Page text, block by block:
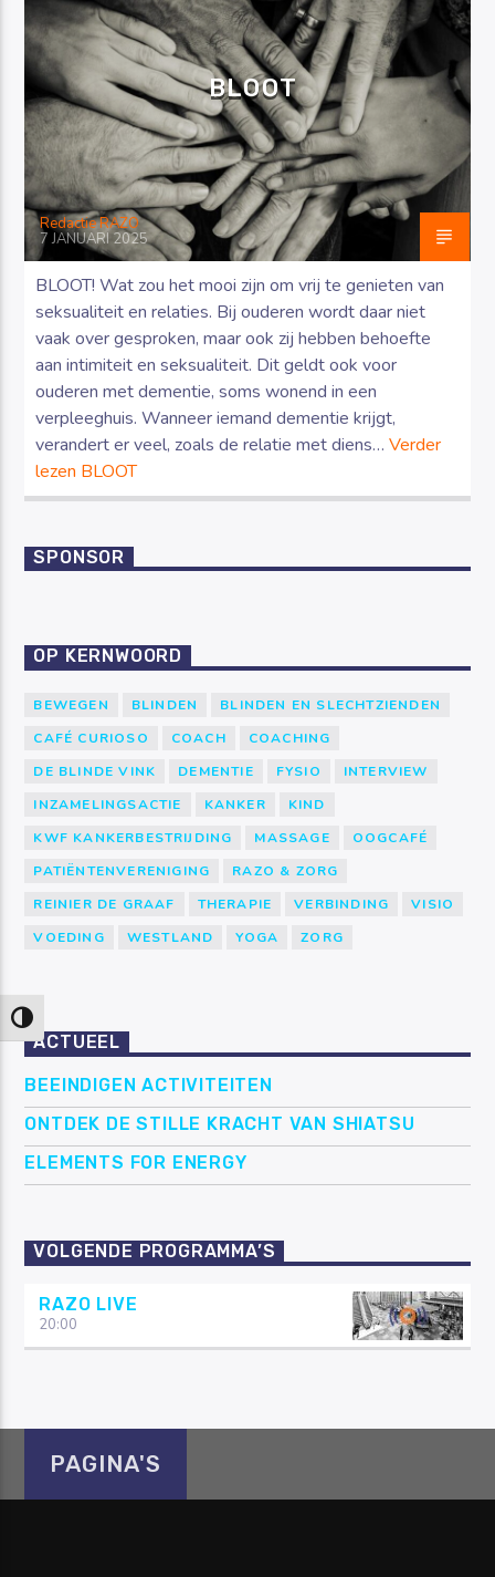
Keuze voor hoog contrast
Luister RAZO online
BLOOT
Redactie RAZO
7 JANUARI 2025
BLOOT! Wat zou het mooi zijn om vrij te genieten van
seksualiteit en relaties. Bij ouderen wordt daar niet
vaak over gesproken, maar ook zij hebben behoefte
aan intimiteit en seksualiteit. Dit geldt ook voor
ouderen met dementie, soms wonend in een
verpleeghuis. Wanneer iemand dementie krijgt,
verandert er veel, zoals de relatie met diens…Verder
lezen BLOOT
SPONSOR
OP KERNWOORD
BEWEGEN BLINDEN
BLINDEN EN SLECHTZIENDEN
CAFÉ CURIOSO
COACH
COACHING
DE BLINDE VINK
DEMENTIE FYSIO
INTERVIEW
INZAMELINGSACTIE
KANKER
KIND
KWF KANKERBESTRIJDING
MASSAGE
OOGCAFÉ
PATIËNTENVERENIGING
RAZO & ZORG
REINIER DE GRAAF
THERAPIE VERBINDING
VISIO
VOEDING
WESTLAND YOGA ZORG
ACTUEEL
BEEINDIGEN ACTIVITEITEN
ONTDEK DE STILLE KRACHT VAN SHIATSU
ELEMENTS FOR ENERGY
VOLGENDE PROGRAMMA’S
RAZO LIVE
20:00
PAGINA'S